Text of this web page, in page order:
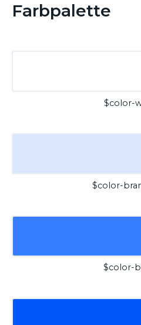
Farbpalette
$color-
$color-
$color-